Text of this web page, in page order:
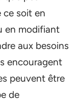
ce soit en
en modifiant
aux besoins
encouragent
peuvent être
de